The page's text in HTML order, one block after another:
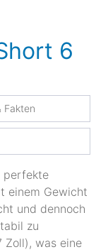
6
Fakten
perfekte
einem Gewicht
und dennoch
zu
Zoll), was eine